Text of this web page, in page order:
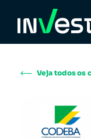
Veja todos os